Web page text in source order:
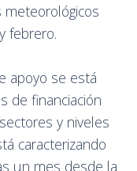
febrero.
apoyo se está
de financiación
y niveles
caracterizando
un mes desde la